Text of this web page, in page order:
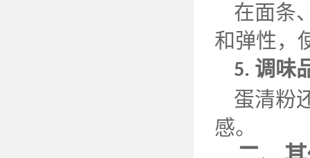
在面条
和弹性，
5. 调味
蛋清粉
感。